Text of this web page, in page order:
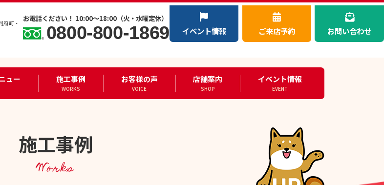
府町・
お電話ください！ 10:00～18:00（火・水曜定休）
0800-800-1869 イベント情報 ご来店予約 お問い合わせ
ュー 施工事例
WORKS
お客様の声
VOICE
店舗案内
SHOP
イベント情報
EVENT
施工事例
Works